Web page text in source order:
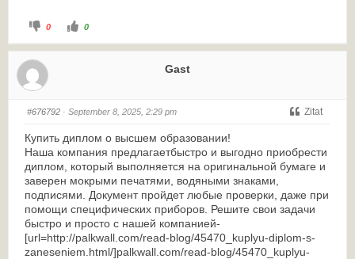
0 0
Gast
#676792 · September 8, 2025, 2:29 pm Zitat
Купить диплом о высшем образовании!
Наша компания предлагаетбыстро и выгодно приобрести
диплом, который выполняется на оригинальной бумаге и
заверен мокрыми печатями, водяными знаками,
подписями. Документ пройдет любые проверки, даже при
помощи специфических приборов. Решите свои задачи
быстро и просто с нашей компанией-
[url=http://palkwall.com/read-blog/45470_kuplyu-diplom-s-
zaneseniem.html/]palkwall.com/read-blog/45470_kuplyu-